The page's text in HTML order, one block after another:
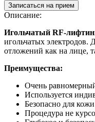
Записаться на прием
Описание:
Игольчатый RF-
игольчатых
отложений как на лице,
Преимущества:
Очень
Используется
Безопасно для
Процедура не